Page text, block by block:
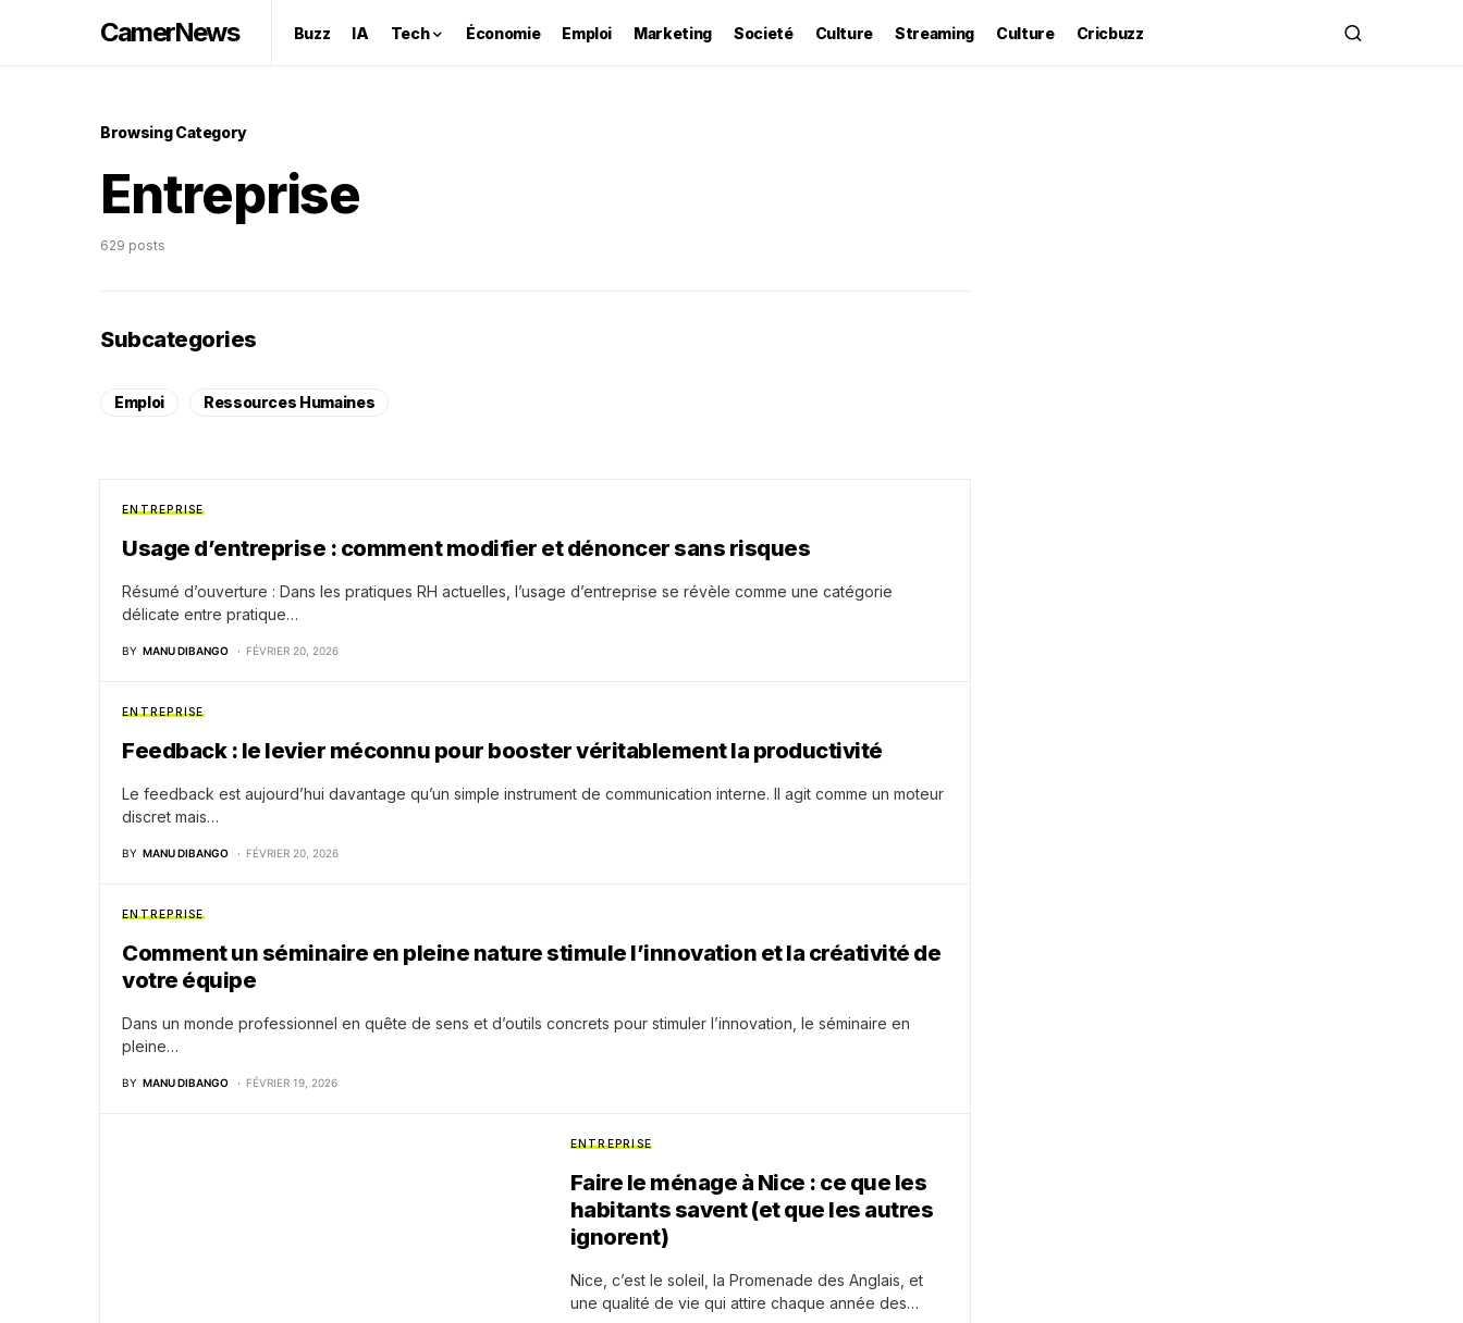
CamerNews Buzz IA Tech Économie Emploi Marketing Societé Culture Streaming Culture Cricbuzz
Browsing Category
Entreprise
629 posts
Subcategories
Emploi Ressources Humaines
ENTREPRISE
Usage d’entreprise : comment modifier et dénoncer sans risques
Résumé d’ouverture : Dans les pratiques RH actuelles, l’usage d’entreprise se révèle comme une catégorie
délicate entre pratique…
BY MANU DIBANGO FÉVRIER 20, 2026
ENTREPRISE
Feedback : le levier méconnu pour booster véritablement la productivité
Le feedback est aujourd’hui davantage qu’un simple instrument de communication interne. Il agit comme un moteur
discret mais…
BY MANU DIBANGO FÉVRIER 20, 2026
ENTREPRISE
Comment un séminaire en pleine nature stimule l’innovation et la créativité de
votre équipe
Dans un monde professionnel en quête de sens et d’outils concrets pour stimuler l’innovation, le séminaire en
pleine…
BY MANU DIBANGO FÉVRIER 19, 2026
ENTREPRISE
Faire le ménage à Nice : ce que les
habitants savent (et que les autres
ignorent)
Nice, c’est le soleil, la Promenade des Anglais, et
une qualité de vie qui attire chaque année des…